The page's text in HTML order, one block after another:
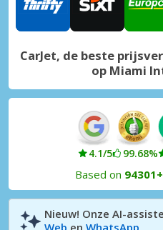
CarJet, de beste
op Miami
4.1/5 99.68%
Based on 94301+
Nieuw! Onze AI-
Web en WhatsApp